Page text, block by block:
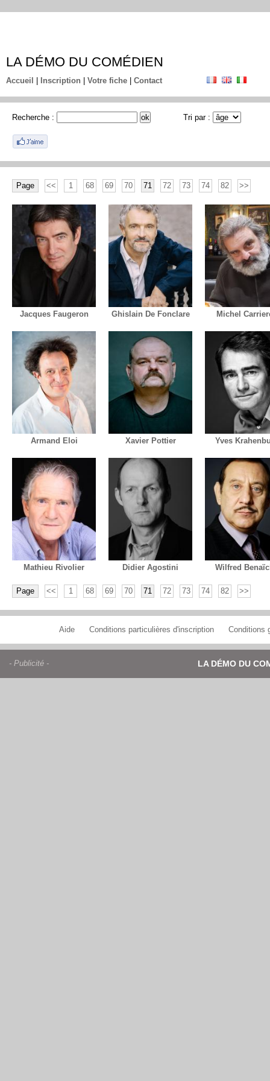
LA DÉMO DU COMÉDIEN
Accueil Inscription Votre fiche Contact
Recherche : Tri par :
Page << 1 68 69 70 71 72 73 74 82 >>
Jacques Faugeron Ghislain De Fonclare Michel
Armand Eloi Xavier Pottier Yves
Mathieu Rivolier Didier Agostini Wilfred
Page << 1 68 69 70 71 72 73 74 82 >>
Aide Conditions particulières d'inscription Conditions
LA DÉMO DU
- Publicité -